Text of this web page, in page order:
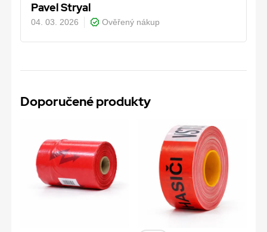
Pavel Stryal
04. 03. 2026 Ověřený nákup
Doporučené produkty